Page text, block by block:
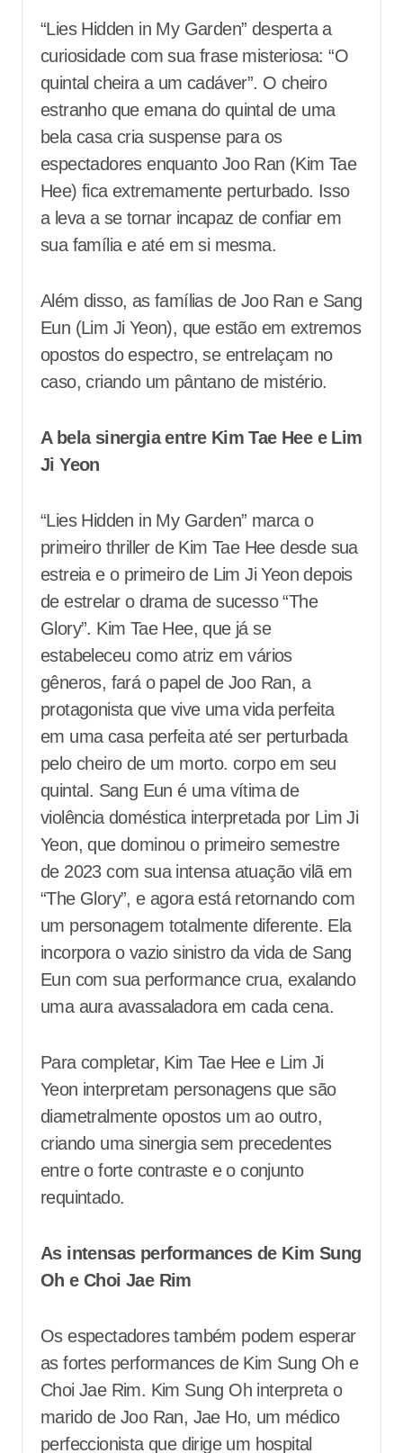
“Lies Hidden in My Garden” desperta a
curiosidade com sua frase misteriosa: “O
quintal cheira a um cadáver”. O cheiro
estranho que emana do quintal de uma
bela casa cria suspense para os
espectadores enquanto Joo Ran (Kim Tae
Hee) fica extremamente perturbado. Isso
a leva a se tornar incapaz de confiar em
sua família e até em si mesma.
Além disso, as famílias de Joo Ran e Sang
Eun (Lim Ji Yeon), que estão em extremos
opostos do espectro, se entrelaçam no
caso, criando um pântano de mistério.
A bela sinergia entre Kim Tae Hee e Lim
Ji Yeon
“Lies Hidden in My Garden” marca o
primeiro thriller de Kim Tae Hee desde sua
estreia e o primeiro de Lim Ji Yeon depois
de estrelar o drama de sucesso “The
Glory”. Kim Tae Hee, que já se
estabeleceu como atriz em vários
gêneros, fará o papel de Joo Ran, a
protagonista que vive uma vida perfeita
em uma casa perfeita até ser perturbada
pelo cheiro de um morto. corpo em seu
quintal. Sang Eun é uma vítima de
violência doméstica interpretada por Lim Ji
Yeon, que dominou o primeiro semestre
de 2023 com sua intensa atuação vilã em
“The Glory”, e agora está retornando com
um personagem totalmente diferente. Ela
incorpora o vazio sinistro da vida de Sang
Eun com sua performance crua, exalando
uma aura avassaladora em cada cena.
Para completar, Kim Tae Hee e Lim Ji
Yeon interpretam personagens que são
diametralmente opostos um ao outro,
criando uma sinergia sem precedentes
entre o forte contraste e o conjunto
requintado.
As intensas performances de Kim Sung
Oh e Choi Jae Rim
Os espectadores também podem esperar
as fortes performances de Kim Sung Oh e
Choi Jae Rim. Kim Sung Oh interpreta o
marido de Joo Ran, Jae Ho, um médico
perfeccionista que dirige um hospital